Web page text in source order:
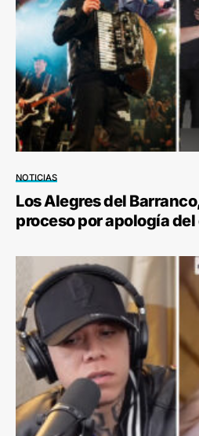
NOTICIAS
Los Alegres del
proceso por apología